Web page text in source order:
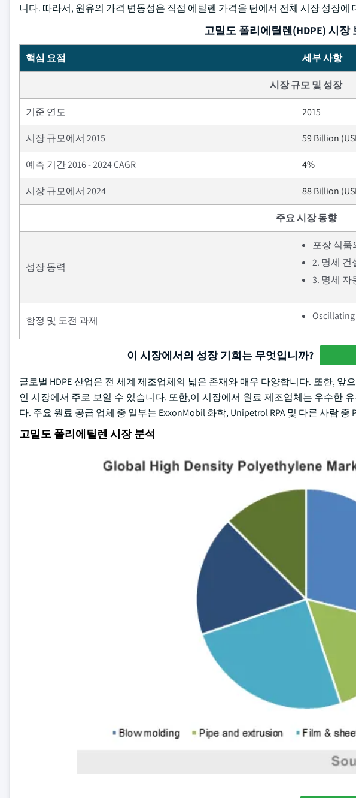
니다. 따라서, 원유의 가격 변동성은 직접 에틸렌 가격을 턴에서 전체 시장 성장에
고밀도 폴리에틸렌(HDPE) 시장
핵심 요점 세부 사항
시장 규모 및 성장
기준 연도 2015
시장 규모에서 2015 59 Billion
예측 기간 2016 - 2024 CAGR 4%
시장 규모에서 2024 88 Billion
주요 시장 동향
성장 동력
포장 식품
2. 명세 건
3. 명세 자
함정 및 도전 과제
이 시장에서의 성장 기회는 무엇입니까?
글로벌 HDPE 산업은 전 세계 제조업체의 넓은 존재와 매우 다양합니다. 또한,
인 시장에서 주로 보일 수 있습니다. 또한,이 시장에서 원료 제조업체는 우수한
다. 주요 원료 공급 업체 중 일부는 ExxonMobil 화학, Unipetrol RPA 및 다른 사람 중
고밀도 폴리에틸렌 시장 분석